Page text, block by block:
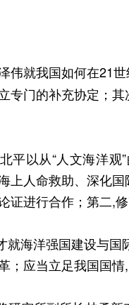
伟就我国如何在21
专门的补充协定；
平以从“人文海洋
上人命救助、深化
证进行合作；第二,
就海洋强国建设与
；应当立足我国国